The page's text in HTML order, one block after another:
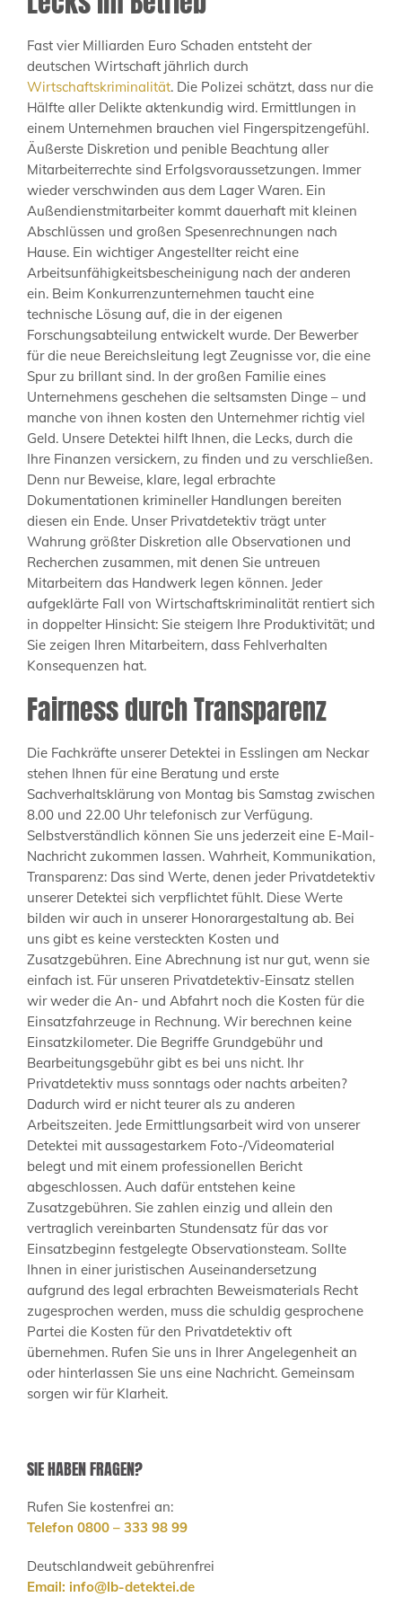
Fast vier Milliarden Euro Schaden entsteht der
deutschen Wirtschaft jährlich durch
Wirtschaftskriminalität. Die Polizei schätzt, dass nur die
Hälfte aller Delikte aktenkundig wird. Ermittlungen in
einem Unternehmen brauchen viel Fingerspitzengefühl.
Äußerste Diskretion und penible Beachtung aller
Mitarbeiterrechte sind Erfolgsvoraussetzungen. Immer
wieder verschwinden aus dem Lager Waren. Ein
Außendienstmitarbeiter kommt dauerhaft mit kleinen
Abschlüssen und großen Spesenrechnungen nach
Hause. Ein wichtiger Angestellter reicht eine
Arbeitsunfähigkeitsbescheinigung nach der anderen
ein. Beim Konkurrenzunternehmen taucht eine
technische Lösung auf, die in der eigenen
Forschungsabteilung entwickelt wurde. Der Bewerber
für die neue Bereichsleitung legt Zeugnisse vor, die eine
Spur zu brillant sind. In der großen Familie eines
Unternehmens geschehen die seltsamsten Dinge – und
manche von ihnen kosten den Unternehmer richtig viel
Geld. Unsere Detektei hilft Ihnen, die Lecks, durch die
Ihre Finanzen versickern, zu finden und zu verschließen.
Denn nur Beweise, klare, legal erbrachte
Dokumentationen krimineller Handlungen bereiten
diesen ein Ende. Unser Privatdetektiv trägt unter
Wahrung größter Diskretion alle Observationen und
Recherchen zusammen, mit denen Sie untreuen
Mitarbeitern das Handwerk legen können. Jeder
aufgeklärte Fall von Wirtschaftskriminalität rentiert sich
in doppelter Hinsicht: Sie steigern Ihre Produktivität; und
Sie zeigen Ihren Mitarbeitern, dass Fehlverhalten
Konsequenzen hat.
Fairness durch Transparenz
Die Fachkräfte unserer Detektei in Esslingen am Neckar
stehen Ihnen für eine Beratung und erste
Sachverhaltsklärung von Montag bis Samstag zwischen
8.00 und 22.00 Uhr telefonisch zur Verfügung.
Selbstverständlich können Sie uns jederzeit eine E-Mail-
Nachricht zukommen lassen. Wahrheit, Kommunikation,
Transparenz: Das sind Werte, denen jeder Privatdetektiv
unserer Detektei sich verpflichtet fühlt. Diese Werte
bilden wir auch in unserer Honorargestaltung ab. Bei
uns gibt es keine versteckten Kosten und
Zusatzgebühren. Eine Abrechnung ist nur gut, wenn sie
einfach ist. Für unseren Privatdetektiv-Einsatz stellen
wir weder die An- und Abfahrt noch die Kosten für die
Einsatzfahrzeuge in Rechnung. Wir berechnen keine
Einsatzkilometer. Die Begriffe Grundgebühr und
Bearbeitungsgebühr gibt es bei uns nicht. Ihr
Privatdetektiv muss sonntags oder nachts arbeiten?
Dadurch wird er nicht teurer als zu anderen
Arbeitszeiten. Jede Ermittlungsarbeit wird von unserer
Detektei mit aussagestarkem Foto-/Videomaterial
belegt und mit einem professionellen Bericht
abgeschlossen. Auch dafür entstehen keine
Zusatzgebühren. Sie zahlen einzig und allein den
vertraglich vereinbarten Stundensatz für das vor
Einsatzbeginn festgelegte Observationsteam. Sollte
Ihnen in einer juristischen Auseinandersetzung
aufgrund des legal erbrachten Beweismaterials Recht
zugesprochen werden, muss die schuldig gesprochene
Partei die Kosten für den Privatdetektiv oft
übernehmen. Rufen Sie uns in Ihrer Angelegenheit an
oder hinterlassen Sie uns eine Nachricht. Gemeinsam
sorgen wir für Klarheit.
SIE HABEN FRAGEN?
Rufen Sie kostenfrei an:
Telefon 0800 – 333 98 99
Deutschlandweit gebührenfrei
Email: info@lb-detektei.de